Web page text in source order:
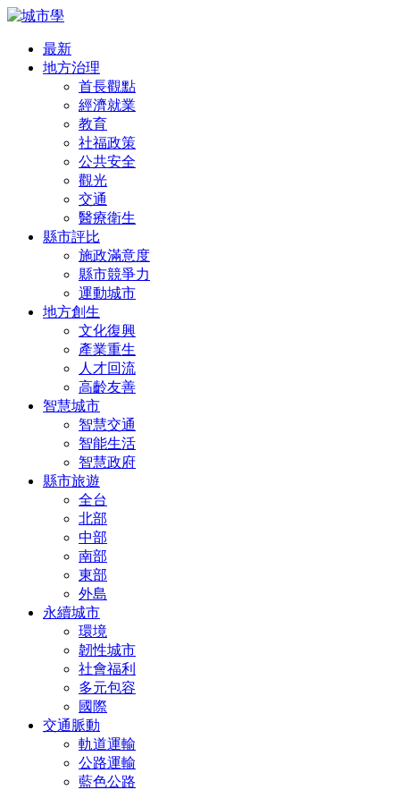
最新
地方治理
首長觀點
經濟就業
教育
社福政策
公共安全
觀光
交通
醫療衛生
縣市評比
施政滿意度
縣市競爭力
運動城市
地方創生
文化復興
產業重生
人才回流
高齡友善
智慧城市
智慧交通
智能生活
智慧政府
縣市旅遊
全台
北部
中部
南部
東部
外島
永續城市
環境
韌性城市
社會福利
多元包容
國際
交通脈動
軌道運輸
公路運輸
藍色公路